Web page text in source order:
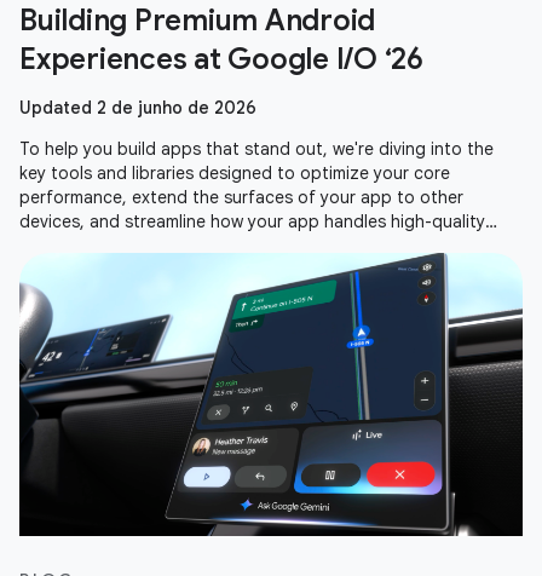
Building Premium Android
Experiences at Google I/O ‘26
Updated 2 de junho de 2026
To help you build apps that stand out, we're diving into the
key tools and libraries designed to optimize your core
performance, extend the surfaces of your app to other
devices, and streamline how your app handles high-quality